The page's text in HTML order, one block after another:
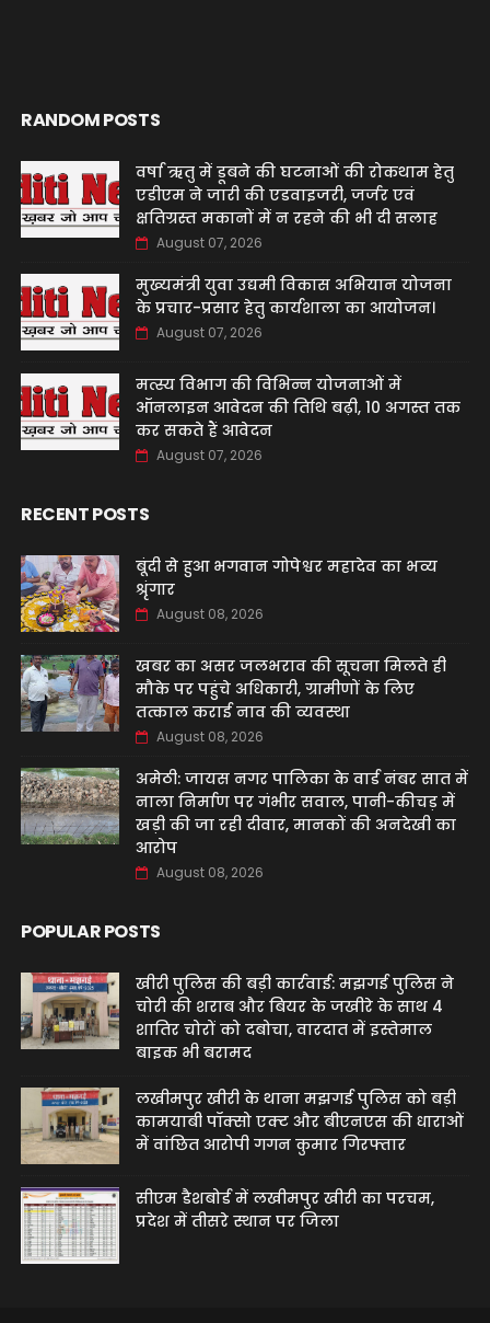
RANDOM POSTS
वर्षा ऋतु में डूबने की घटनाओं की रोकथाम हेतु
एडीएम ने जारी की एडवाइजरी, जर्जर एवं
क्षतिग्रस्त मकानों में न रहने की भी दी सलाह
August 07, 2026
मुख्यमंत्री युवा उद्यमी विकास अभियान योजना
के प्रचार-प्रसार हेतु कार्यशाला का आयोजन।
August 07, 2026
मत्स्य विभाग की विभिन्न योजनाओं में
ऑनलाइन आवेदन की तिथि बढ़ी, 10 अगस्त तक
कर सकते हैं आवेदन
August 07, 2026
RECENT POSTS
बूंदी से हुआ भगवान गोपेश्वर महादेव का भव्य
श्रृंगार
August 08, 2026
खबर का असर जलभराव की सूचना मिलते ही
मौके पर पहुंचे अधिकारी, ग्रामीणों के लिए
तत्काल कराई नाव की व्यवस्था
August 08, 2026
अमेठी: जायस नगर पालिका के वार्ड नंबर सात में
नाला निर्माण पर गंभीर सवाल, पानी-कीचड़ में
खड़ी की जा रही दीवार, मानकों की अनदेखी का
आरोप
August 08, 2026
POPULAR POSTS
खीरी पुलिस की बड़ी कार्रवाई: मझगई पुलिस ने
चोरी की शराब और बियर के जखीरे के साथ 4
शातिर चोरों को दबोचा, वारदात में इस्तेमाल
बाइक भी बरामद
लखीमपुर खीरी के थाना मझगई पुलिस को बड़ी
कामयाबी पॉक्सो एक्ट और बीएनएस की धाराओं
में वांछित आरोपी गगन कुमार गिरफ्तार
सीएम डैशबोर्ड में लखीमपुर खीरी का परचम,
प्रदेश में तीसरे स्थान पर जिला